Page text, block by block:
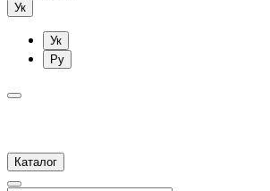
Ук
Ук
Ру
Каталог